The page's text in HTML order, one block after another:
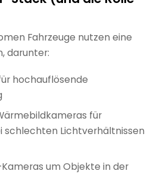
Fahrzeuge nutzen eine
darunter:
hochauflösende
für
schlechten Lichtverhältnissen
um Objekte in der